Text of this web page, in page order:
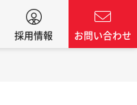
採用情報 お問い合わせ